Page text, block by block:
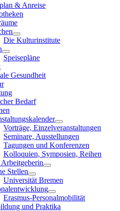
& Anreise
Die Kulturinstitute
Speisepläne
Gesundheit
Bedarf
Vorträge, Einzelveranstaltungen
Seminare, Ausstellungen
Tagungen und Konferenzen
Kolloquien, Symposien, Reihen
Stellen
Universität Bremen
Erasmus-Personalmobilität
und Praktika